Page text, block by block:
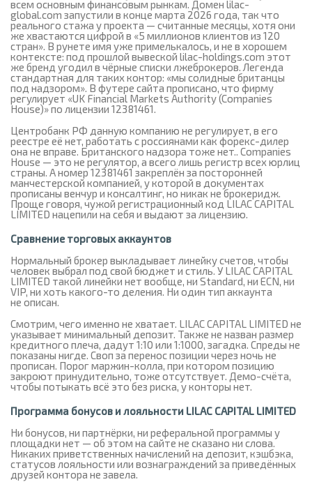
всем основным финансовым рынкам. Домен lilac-
global.com запустили в конце марта 2026 года, так что
реального стажа у проекта — считанные месяцы, хотя они
же хвастаются цифрой в «5 миллионов клиентов из 120
стран». В рунете имя уже примелькалось, и не в хорошем
контексте: под прошлой вывеской lilac-holdings.com этот
же бренд угодил в чёрные списки лжеброкеров. Легенда
стандартная для таких контор: «мы солидные британцы
под надзором». В футере сайта прописано, что фирму
регулирует «UK Financial Markets Authority (Companies
House)» по лицензии 12381461.
Центробанк РФ данную компанию не регулирует, в его
реестре её нет, работать с россиянами как форекс-дилер
она не вправе. Британского надзора тоже нет.. Companies
House — это не регулятор, а всего лишь регистр всех юрлиц
страны. А номер 12381461 закреплён за посторонней
манчестерской компанией, у которой в документах
прописаны венчур и консалтинг, но никак не брокеридж.
Проще говоря, чужой регистрационный код LILAC CAPITAL
LIMITED нацепили на себя и выдают за лицензию.
Сравнение торговых аккаунтов
Нормальный брокер выкладывает линейку счетов, чтобы
человек выбрал под свой бюджет и стиль. У LILAC CAPITAL
LIMITED такой линейки нет вообще, ни Standard, ни ECN, ни
VIP, ни хоть какого-то деления. Ни один тип аккаунта
не описан.
Смотрим, чего именно не хватает. LILAC CAPITAL LIMITED не
указывает минимальный депозит. Также не назван размер
кредитного плеча, дадут 1:10 или 1:1000, загадка. Спреды не
показаны нигде. Своп за перенос позиции через ночь не
прописан. Порог маржин-колла, при котором позицию
закроют принудительно, тоже отсутствует. Демо-счёта,
чтобы потыкать всё это без риска, у конторы нет.
Программа бонусов и лояльности LILAC CAPITAL LIMITED
Ни бонусов, ни партнёрки, ни реферальной программы у
площадки нет — об этом на сайте не сказано ни слова.
Никаких приветственных начислений на депозит, кэшбэка,
статусов лояльности или вознаграждений за приведённых
друзей контора не завела.